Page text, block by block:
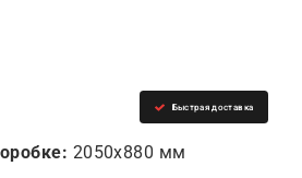
Быстрая доставка
2050x880 мм